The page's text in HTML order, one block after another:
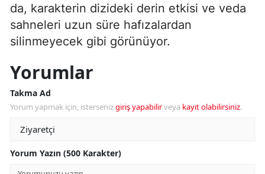
da, karakterin dizideki derin etkisi ve veda
sahneleri uzun süre hafızalardan
silinmeyecek gibi görünüyor.
Yorumlar
Takma Ad
Yorum yapmak için, istersenizgiriş yapabilirveya kayıt olabilirsiniz.
Yorum Yazın (500 Karakter)